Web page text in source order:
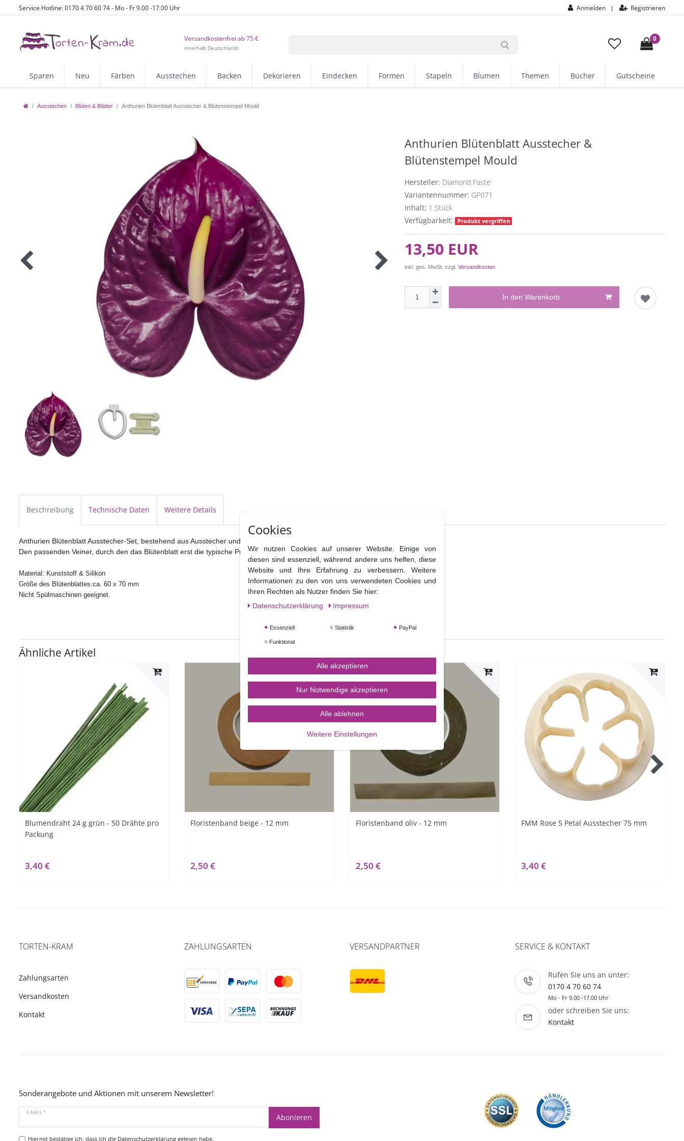
Service Hotline: 0170 4 70 60 74 - Mo - Fr 9.00 -17.00 Uhr Anmelden | Registrieren
Versandkostenfrei ab 75 €
innerhalb Deutschlands
0
Sparen Neu Färben Ausstechen Backen Dekorieren Eindecken Formen Stapeln Blumen Themen Bücher Gutscheine
Ausstechen Blüten & Blätter Anthurien Blütenblatt Ausstecher & Blütenstempel Mould
Anthurien Blütenblatt Ausstecher &
Blütenstempel Mould
Hersteller: Diamond Paste
Variantennummer: GP071
Inhalt: 1 Stück
Verfügbarkeit:
Produkt vergriffen
13,50 EUR
inkl. ges. MwSt. zzgl.Versandkosten
In den Warenkorb
Beschreibung Technische Daten Weitere Details
Anthurien Blütenblatt Ausstecher-Set, bestehend aus Ausstecher und Blütenstempel Mould.
Den passenden Veiner, durch den das Blütenblatt erst die typische Prägung bekommt, finden Sie unter der Art. Nr. GP070
Material: Kunststoff & Silikon
Größe des Blütenblattes:ca. 60 x 70 mm
Nicht Spülmaschinen geeignet.
Ähnliche Artikel
Blumendraht 24 g grün - 50 Drähte pro
Packung
3,40 €
Floristenband beige - 12 mm
2,50 €
Floristenband oliv - 12 mm
2,50 €
FMM Rose 5 Petal Ausstecher 75 mm
3,40 €
TORTEN-KRAM
Zahlungsarten
Versandkosten
Kontakt
ZAHLUNGSARTEN VERSANDPARTNER SERVICE & KONTAKT
Rufen Sie uns an unter:
0170 4 70 60 74
Mo - Fr 9.00 -17.00 Uhr
oder schreiben Sie uns:
Kontakt
Sonderangebote und Aktionen mit unserem Newsletter!
E-MAIL *
Abonieren
Hiermit bestätige ich, dass ich die Datenschutzerklärunggelesen habe.
Cookies
Wir nutzen Cookies auf unserer Website. Einige von
diesen sind essenziell, während andere uns helfen, diese
Website und Ihre Erfahrung zu verbessern. Weitere
Informationen zu den von uns verwendeten Cookies und
Ihren Rechten als Nutzer finden Sie hier:
Daten­schutz­erklärung
Impressum
Essenziell Statistik PayPal
Funktional
Alle akzeptieren
Nur Notwendige akzeptieren
Alle ablehnen
Weitere Einstellungen